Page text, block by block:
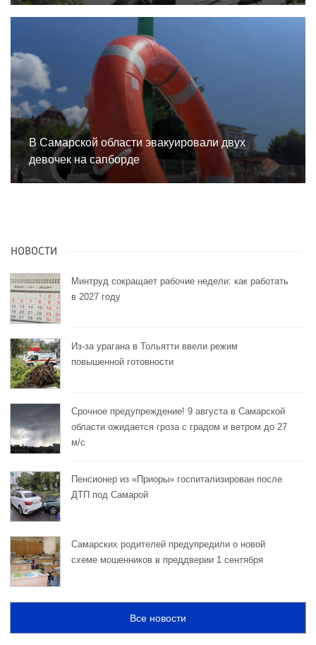
В Самарской области эвакуировали двух
девочек на сапборде
НОВОСТИ
Минтруд сокращает рабочие недели: как работать
в 2027 году
Из-за урагана в Тольятти ввели режим
повышенной готовности
Срочное предупреждение! 9 августа в Самарской
области ожидается гроза с градом и ветром до 27
м/с
Пенсионер из «Приоры» госпитализирован после
ДТП под Самарой
Самарских родителей предупредили о новой
схеме мошенников в преддверии 1 сентября
Все новости